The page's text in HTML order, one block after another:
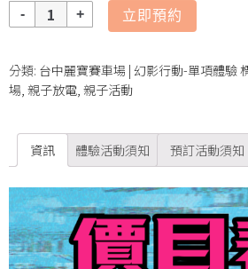
數
量
立即預約
分類: 台中麗寶賽車場 | 幻影行動-單項體驗
場 親子放電 親子活動
資訊 體驗活動須知 預訂活動須知